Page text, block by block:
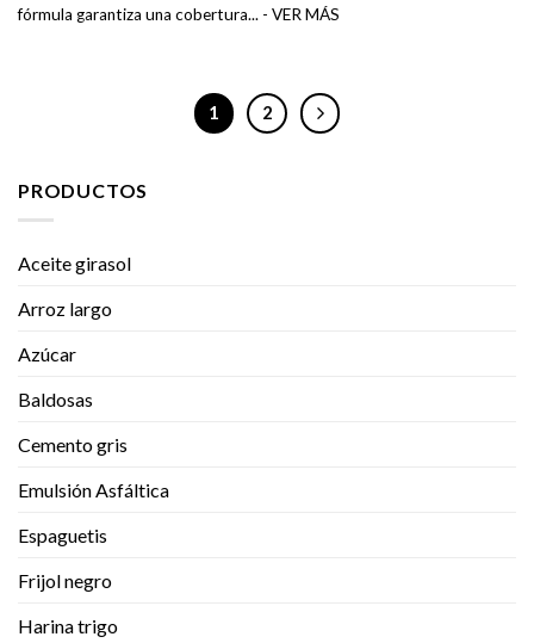
PRODUCTOS
Aceite girasol
Arroz largo
Azúcar
Baldosas
Cemento gris
Emulsión Asfáltica
Espaguetis
Frijol negro
Harina trigo
fórmula garantiza una cobertura... - VER MÁS
1 2